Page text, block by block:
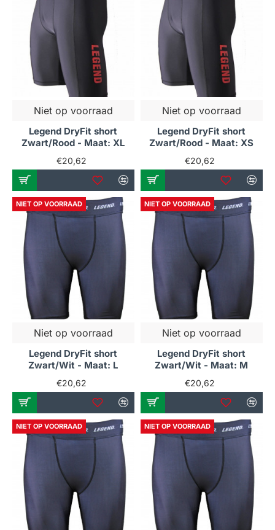
Niet op voorraad
Legend DryFit short
Zwart/Rood - Maat: XL
€20,62
Niet op voorraad
Legend DryFit short
Zwart/Rood - Maat: XS
€20,62
NIET OP VOORRAAD
Niet op voorraad
Legend DryFit short
Zwart/Wit - Maat: L
€20,62
NIET OP VOORRAAD
Niet op voorraad
Legend DryFit short
Zwart/Wit - Maat: M
€20,62
NIET OP VOORRAAD NIET OP VOORRAAD